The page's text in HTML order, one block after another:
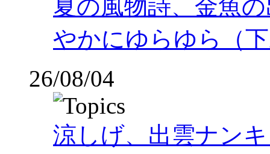
夏の風物詩、金魚
やかにゆらゆら（
26/08/04
涼しげ、出雲ナン